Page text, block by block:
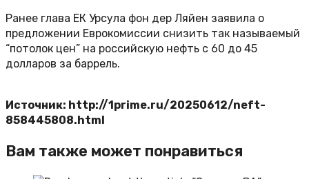
Ранее глава ЕК Урсула фон дер Ляйен заявила о
предложении Еврокомиссии снизить так называемый
“потолок цен” на российскую нефть с 60 до 45
долларов за баррель.
Источник: http://1prime.ru/20250612/neft-
858445808.html
Вам также может понравиться